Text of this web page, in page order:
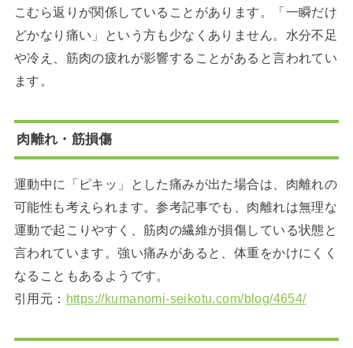
こむら返りが関係していることがあります。「一瞬だけ
どかなり痛い」という方も少なくありません。水分不足
や冷え、筋肉の疲れが影響することがあると言われてい
ます。
肉離れ・筋損傷
運動中に「ピキッ」とした痛みが出た場合は、肉離れの
可能性も考えられます。参考記事でも、肉離れは無理な
運動で起こりやすく、筋肉の繊維が損傷している状態と
言われています。強い痛みがあると、体重をかけにくく
なることもあるようです。
引用元： https://kumanomi-seikotu.com/blog/4654/